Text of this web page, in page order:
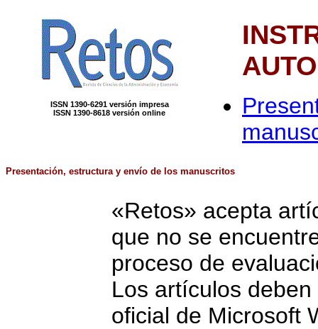
ISSN 1390-6291 versión impresa
ISSN 1390-8618 versión online
Presentación, estructura y envío de los manuscritos
«Retos» acepta
que no se
proceso de
Los artículos
oficial de Microsoft